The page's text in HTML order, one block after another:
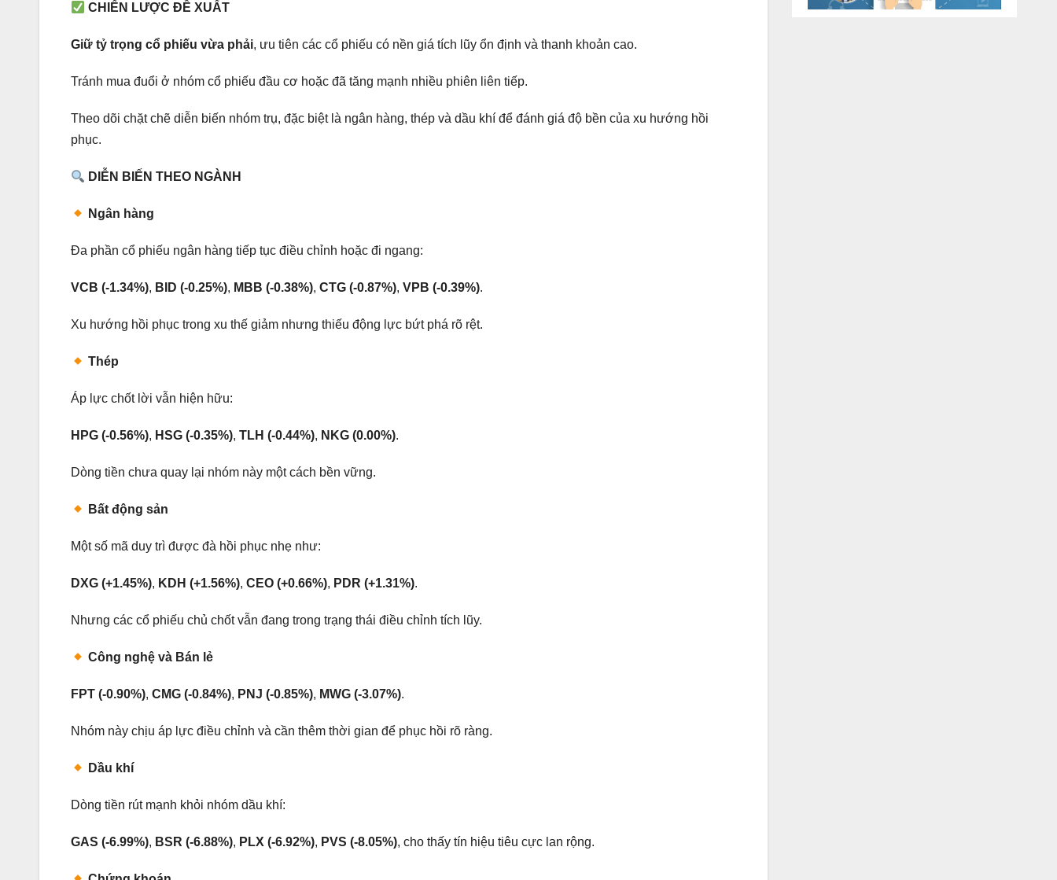
CHIẾN LƯỢC ĐỀ XUẤT
Giữ tỷ trọng cổ phiếu vừa phải, ưu tiên các cổ phiếu có nền giá tích lũy ổn định và thanh khoản cao.
Tránh mua đuổi ở nhóm cổ phiếu đầu cơ hoặc đã tăng mạnh nhiều phiên liên tiếp.
Theo dõi chặt chẽ diễn biến nhóm trụ, đặc biệt là ngân hàng, thép và dầu khí để đánh giá độ bền của xu hướng hồi
phục.
DIỄN BIẾN THEO NGÀNH
Ngân hàng
Đa phần cổ phiếu ngân hàng tiếp tục điều chỉnh hoặc đi ngang:
VCB (-1.34%), BID (-0.25%), MBB (-0.38%), CTG (-0.87%), VPB (-0.39%).
Xu hướng hồi phục trong xu thế giảm nhưng thiếu động lực bứt phá rõ rệt.
Thép
Áp lực chốt lời vẫn hiện hữu:
HPG (-0.56%), HSG (-0.35%), TLH (-0.44%), NKG (0.00%).
Dòng tiền chưa quay lại nhóm này một cách bền vững.
Bất động sản
Một số mã duy trì được đà hồi phục nhẹ như:
DXG (+1.45%), KDH (+1.56%), CEO (+0.66%), PDR (+1.31%).
Nhưng các cổ phiếu chủ chốt vẫn đang trong trạng thái điều chỉnh tích lũy.
Công nghệ và Bán lẻ
FPT (-0.90%), CMG (-0.84%), PNJ (-0.85%), MWG (-3.07%).
Nhóm này chịu áp lực điều chỉnh và cần thêm thời gian để phục hồi rõ ràng.
Dầu khí
Dòng tiền rút mạnh khỏi nhóm dầu khí:
GAS (-6.99%), BSR (-6.88%), PLX (-6.92%), PVS (-8.05%), cho thấy tín hiệu tiêu cực lan rộng.